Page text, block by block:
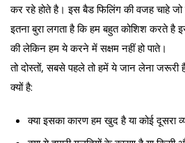
कर रहे होते है। इस बैड फिलिंग की वजह चाहे जो
इतना बुरा लगता है कि हम बहुत कोशिश करते है
की लेकिन हम ये करने में सक्षम नहीं हो पाते।
तो दोस्तों, सबसे पहले तो हमें ये जान लेना जरूरी
क्यों है:
क्या इसका कारण हम खुद है या कोई दूसरा